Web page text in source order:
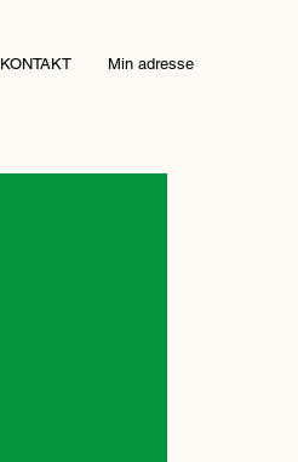
KONTAKT Min adresse